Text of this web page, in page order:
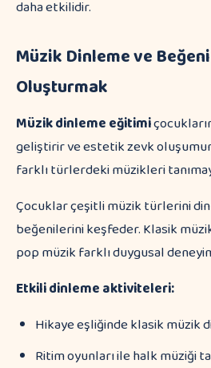
daha etkilidir.
Müzik Dinleme ve
Oluşturmak
Müzik dinleme eğitimi
geliştirir ve estetik zevk
farklı türlerdeki müzikleri
Çocuklar çeşitli müzik türlerini
beğenilerini keşfeder. Klasik
pop müzik farklı duygusal
Etkili dinleme aktiviteleri:
Hikaye eşliğinde klasik müzik
Ritim oyunları ile halk müziği